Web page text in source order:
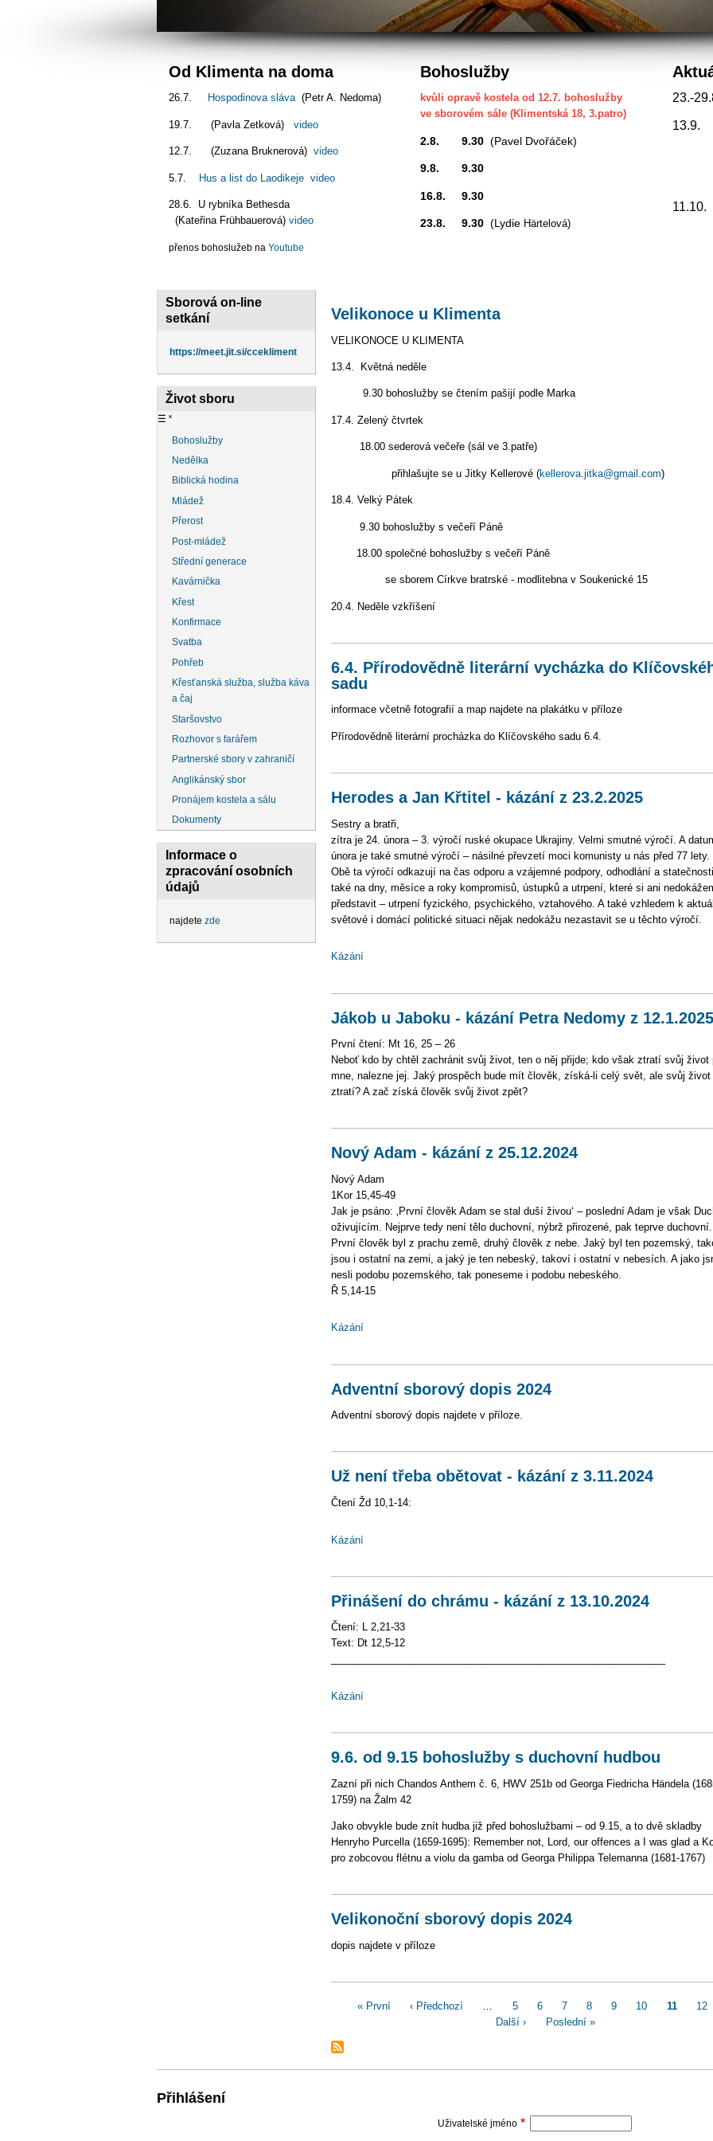
Od Klimenta na doma
26.7. Hospodinova sláva(Petr A. Nedoma)
19.7. (Pavla Zetková) video
12.7. (Zuzana Bruknerová) video
5.7. Hus a list do Laodikeje video
28.6. U rybníka Bethesda
(Kateřina Frühbauerová) video
přenos bohoslužeb na Youtube
Bohoslužby
kvůli opravě kostela od 12.7. bohoslužby
ve sborovém sále (Klimentská 18, 3.patro)
2.8. 9.30 (Pavel Dvořáček)
9.8. 9.30
16.8. 9.30
23.8. 9.30(Lydie Härtelová)
23.-
13.9.
Velikonoce u Klimenta
VELIKONOCE U KLIMENTA
13.4. Květná neděle
9.30 bohoslužby se čtením pašijí podle Marka
17.4. Zelený čtvrtek
18.00 sederová večeře (sál ve 3.patře)
přihlašujte se u Jitky Kellerové (kellerova.jitka@gmail.com)
18.4. Velký Pátek
9.30 bohoslužby s večeří Páně
18.00 společné bohoslužby s večeří Páně
se sborem Církve bratrské - modlitebna v Soukenické 15
20.4. Neděle vzkříšení
6.4. Přírodovědně literární vycházka do
sadu
informace včetně fotografií a map najdete na plakátku v příloze
Přírodovědně literární procházka do Klíčovského sadu 6.4.
Herodes a Jan Křtitel - kázání z 23.2.2025
Sestry a bratři,
zítra je 24. února – 3. výročí ruské okupace Ukrajiny. Velmi smutné výročí. A
února je také smutné výročí – násilné převzetí moci komunisty u nás před 77 lety.
Obě ta výročí odkazují na čas odporu a vzájemné podpory, odhodlání a
také na dny, měsíce a roky kompromisů, ústupků a utrpení, které si ani
představit – utrpení fyzického, psychického, vztahového. A také vzhledem k
světové i domácí politické situaci nějak nedokážu nezastavit se u těchto výročí.
Kázání
Jákob u Jaboku - kázání Petra Nedomy z 12.1.2025
První čtení: Mt 16, 25 – 26
Neboť kdo by chtěl zachránit svůj život, ten o něj přijde; kdo však ztratí svůj život
mne, nalezne jej. Jaký prospěch bude mít člověk, získá-li celý svět, ale svůj život
ztratí? A zač získá člověk svůj život zpět?
Nový Adam - kázání z 25.12.2024
Nový Adam
1Kor 15,45-49
Jak je psáno: ‚První člověk Adam se stal duší živou‘ – poslední Adam je však
oživujícím. Nejprve tedy není tělo duchovní, nýbrž přirozené, pak teprve duchovní.
První člověk byl z prachu země, druhý člověk z nebe. Jaký byl ten pozemský,
jsou i ostatní na zemi, a jaký je ten nebeský, takoví i ostatní v nebesích. A jako
nesli podobu pozemského, tak poneseme i podobu nebeského.
Ř 5,14-15
Kázání
Adventní sborový dopis 2024
Adventní sborový dopis najdete v příloze.
Už není třeba obětovat - kázání z 3.11.2024
Čtení Žd 10,1-14:
Kázání
Přinášení do chrámu - kázání z 13.10.2024
Čtení: L 2,21-33
Text: Dt 12,5-12
Kázání
9.6. od 9.15 bohoslužby s duchovní hudbou
Zazní při nich Chandos Anthem č. 6, HWV 251b od Georga Fiedricha Händela
1759) na Žalm 42
Jako obvykle bude znít hudba již před bohoslužbami – od 9.15, a to dvě skladby
Henryho Purcella (1659-1695): Remember not, Lord, our offences a I was glad a
pro zobcovou flétnu a violu da gamba od Georga Philippa Telemanna (1681-1767)
Velikonoční sborový dopis 2024
dopis najdete v příloze
Pagination
First
« První
Předchozí
‹ Předchozí Page
5 Page
6 Page
7 Page
8 Page
9 Page
10
Aktuální
11 12
Následující
Další ›
Poslední
Poslední »
Sborová on-line
setkání
https://meet.jit.si/ccekliment
Život sboru
☰ ˟
Bohoslužby
Nedělka
Biblická hodina
Mládež
Přerost
Post-mládež
Střední generace
Kavárnička
Křest
Konfirmace
Svatba
Pohřeb
Křesťanská služba, služba káva
a čaj
Staršovstvo
Rozhovor s farářem
Partnerské sbory v zahraničí
Anglikánský sbor
Pronájem kostela a sálu
Dokumenty
Informace o
zpracování osobních
údajů
najdete zde
Přihlášení
Uživatelské jméno